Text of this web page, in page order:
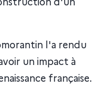
l'a rendu
un impact à
française.